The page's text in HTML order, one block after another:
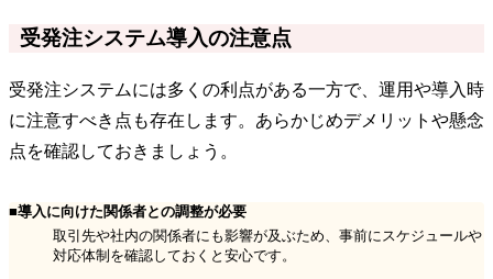
受発注システム導入の注意点
受発注システムには多くの利点がある一方で、運用や導入時
に注意すべき点も存在します。あらかじめデメリットや懸念
点を確認しておきましょう。
■導入に向けた関係者との調整が必要
取引先や社内の関係者にも影響が及ぶため、事前にスケジュールや
対応体制を確認しておくと安心です。